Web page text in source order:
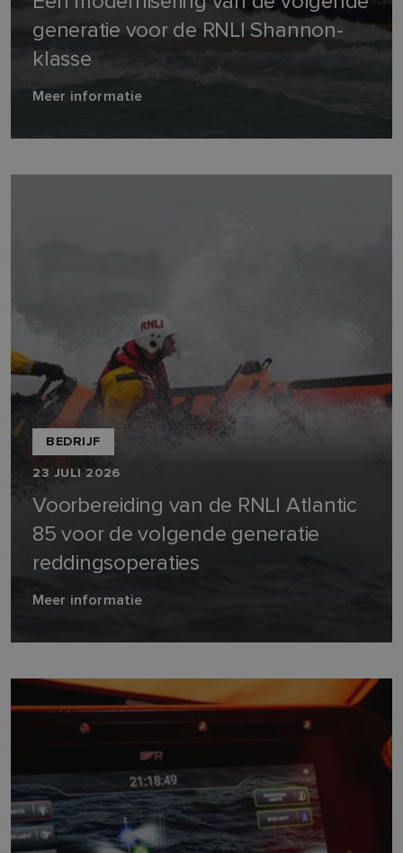
generatie voor de RNLI Shannon-
klasse
Meer informatie
BEDRIJF
23 JULI 2026
Voorbereiding van de RNLI Atlantic
85 voor de volgende generatie
reddingsoperaties
Meer informatie